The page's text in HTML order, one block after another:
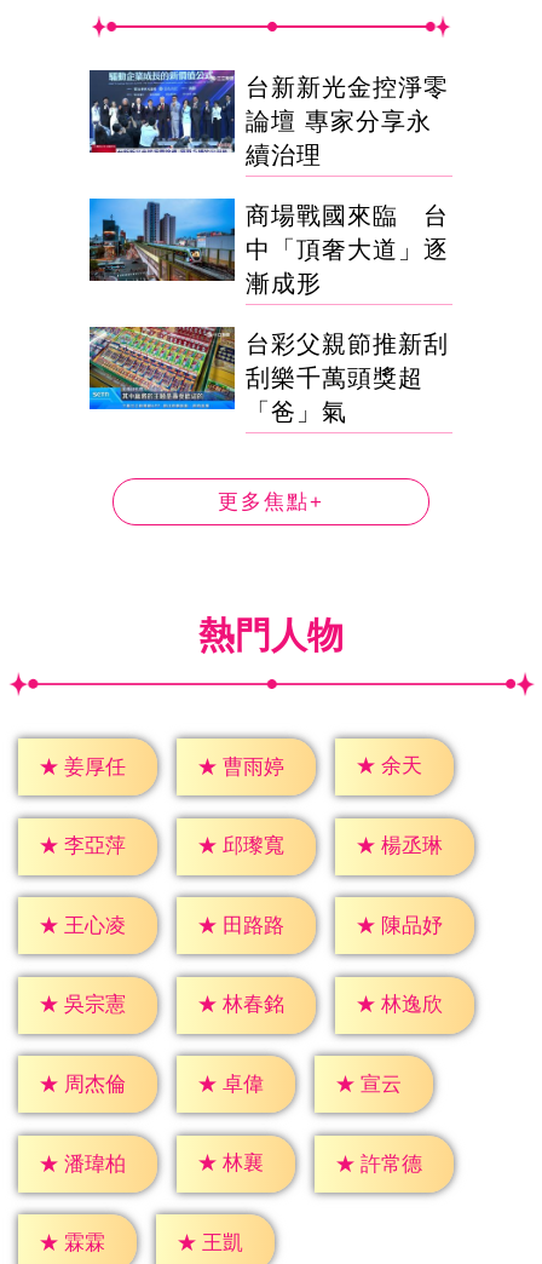
台新新光金控淨零
論壇 專家分享永
續治理
商場戰國來臨 台
中「頂奢大道」逐
漸成形
台彩父親節推新刮
刮樂千萬頭獎超
「爸」氣
更多焦點+
熱門人物
★ 姜厚任 ★ 曹雨婷 ★ 余天
★ 李亞萍 ★ 邱瓈寬 ★ 楊丞琳
★ 王心凌 ★ 田路路 ★ 陳品妤
★ 吳宗憲 ★ 林春銘 ★ 林逸欣
★ 周杰倫 ★ 卓偉 ★ 宣云
★ 潘瑋柏 ★ 林襄 ★ 許常德
★ 霖霖 ★ 王凱